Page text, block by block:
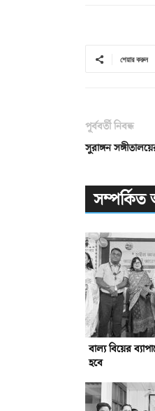
শেয়ার করুন
পূর্ববর্তী নিবন্ধ
সুরাঙ্গন
বাল্য বিয়ের
হবে